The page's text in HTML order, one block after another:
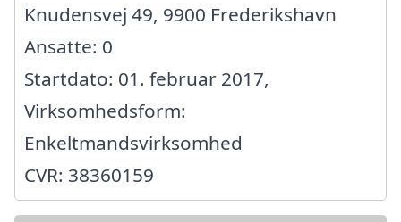
Knudensvej 49, 9900 Frederikshavn
Ansatte: 0
Startdato: 01. februar 2017,
Virksomhedsform:
Enkeltmandsvirksomhed
CVR: 38360159